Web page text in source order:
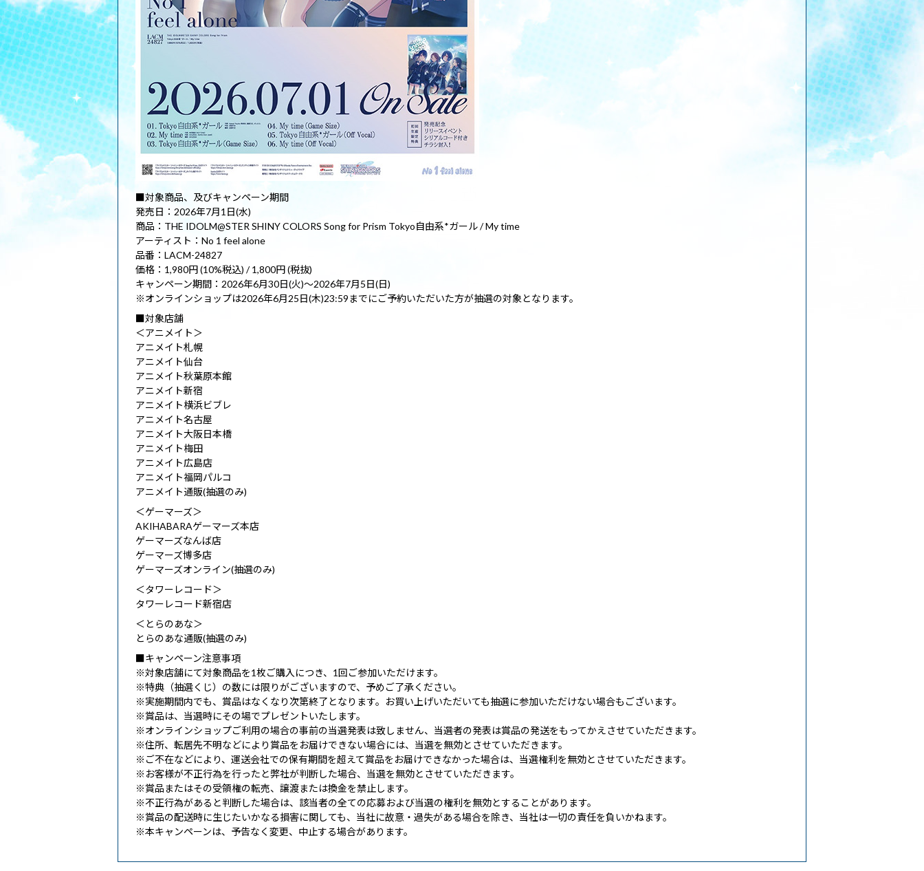
■対象商品、及びキャンペーン期間
発売日：2026年7月1日(水)
商品：THE IDOLM@STER SHINY COLORS Song for Prism Tokyo自由系*ガール / My time
アーティスト：No 1 feel alone
品番：LACM-24827
価格：1,980円 (10%税込) / 1,800円 (税抜)
キャンペーン期間：2026年6月30日(火)～2026年7月5日(日)
※オンラインショップは2026年6月25日(木)23:59までにご予約いただいた方が抽選の対象となります。
■対象店舗
＜アニメイト＞
アニメイト札幌
アニメイト仙台
アニメイト秋葉原本館
アニメイト新宿
アニメイト横浜ビブレ
アニメイト名古屋
アニメイト大阪日本橋
アニメイト梅田
アニメイト広島店
アニメイト福岡パルコ
アニメイト通販(抽選のみ)
＜ゲーマーズ＞
AKIHABARAゲーマーズ本店
ゲーマーズなんば店
ゲーマーズ博多店
ゲーマーズオンライン(抽選のみ)
＜タワーレコード＞
タワーレコード新宿店
＜とらのあな＞
とらのあな通販(抽選のみ)
■キャンペーン注意事項
※対象店舗にて対象商品を1枚ご購入につき、1回ご参加いただけます。
※特典（抽選くじ）の数には限りがございますので、予めご了承ください。
※実施期間内でも、賞品はなくなり次第終了となります。お買い上げいただいても抽選に参加いただけない場合もございます。
※賞品は、当選時にその場でプレゼントいたします。
※オンラインショップご利用の場合の事前の当選発表は致しません、当選者の発表は賞品の発送をもってかえさせていただきます。
※住所、転居先不明などにより賞品をお届けできない場合には、当選を無効とさせていただきます。
※ご不在などにより、運送会社での保有期間を超えて賞品をお届けできなかった場合は、当選権利を無効とさせていただきます。
※お客様が不正行為を行ったと弊社が判断した場合、当選を無効とさせていただきます。
※賞品またはその受領権の転売、譲渡または換金を禁止します。
※不正行為があると判断した場合は、該当者の全ての応募および当選の権利を無効とすることがあります。
※賞品の配送時に生じたいかなる損害に関しても、当社に故意・過失がある場合を除き、当社は一切の責任を負いかねます。
※本キャンペーンは、予告なく変更、中止する場合があります。